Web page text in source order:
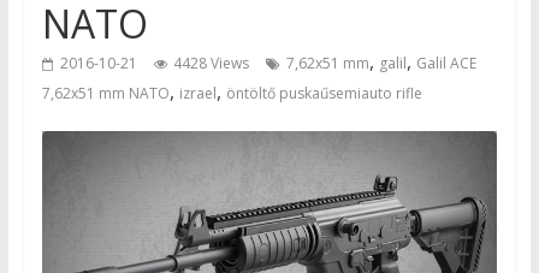
NATO
2016-10-21 4428 Views 7,62x51 mm, galil, Galil ACE
7,62x51 mm NATO, izrael, öntöltő puskaűsemiauto rifle